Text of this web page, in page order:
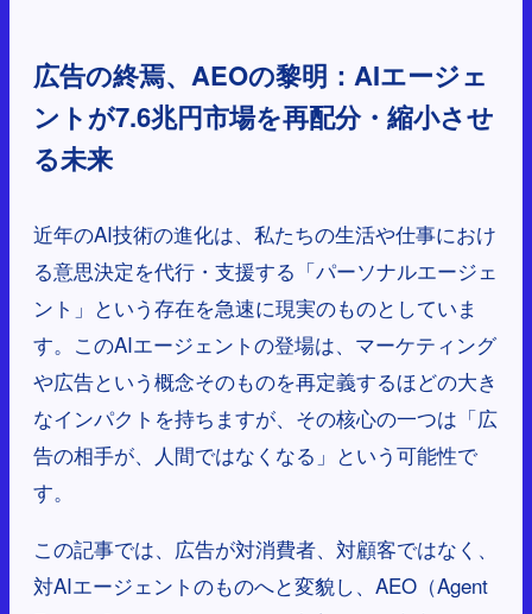
広告の終焉、AEOの黎明：AIエージェ
ントが7.6兆円市場を再配分・縮小させ
る未来
近年のAI技術の進化は、私たちの生活や仕事におけ
る意思決定を代行・支援する「パーソナルエージェ
ント」という存在を急速に現実のものとしていま
す。このAIエージェントの登場は、マーケティング
や広告という概念そのものを再定義するほどの大き
なインパクトを持ちますが、その核心の一つは「広
告の相手が、人間ではなくなる」という可能性で
す。
この記事では、広告が対消費者、対顧客ではなく、
対AIエージェントのものへと変貌し、AEO（Agent